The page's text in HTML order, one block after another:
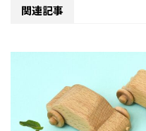
関連記事